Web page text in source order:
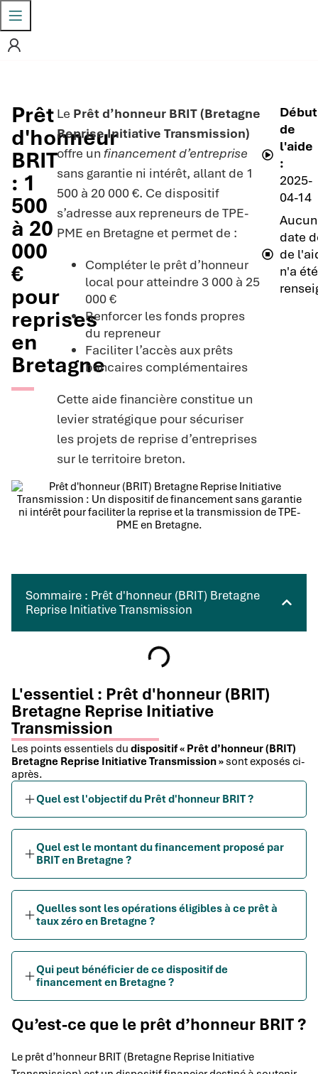
Prêt
d'honneur
BRIT
: 1
500
à 20
000
€
pour
reprises
en
Bretagne
Le Prêt d’honneur BRIT (Bretagne
Reprise Initiative Transmission)
offre unfinancement d’entreprise
sans garantie ni intérêt, allant de 1
500 à 20 000 €. Ce dispositif
s’adresse aux repreneurs de TPE-
PME en Bretagne et permet de :
Compléter le prêt d’honneur
local pour atteindre 3 000 à 25
000 €
Renforcer les fonds propres
du repreneur
Faciliter l’accès aux prêts
bancaires complémentaires
Cette aide financière constitue un
levier stratégique pour sécuriser
les projets de reprise d’entreprises
sur le territoire breton.
Début
de
l'aide
:
2025-
04-14
date
de
n'a été
Sommaire : Prêt d'honneur (BRIT) Bretagne
Reprise Initiative Transmission
L'essentiel : Prêt d'honneur (BRIT)
Bretagne Reprise Initiative
Transmission
Les points essentiels du dispositif « Prêt d’honneur (BRIT)
Bretagne Reprise Initiative Transmission » sont exposés ci-
après.
Quel est l'objectif du Prêt d'honneur BRIT ?
Quel est le montant du financement proposé par
BRIT en Bretagne ?
Quelles sont les opérations éligibles à ce prêt à
taux zéro en Bretagne ?
Qui peut bénéficier de ce dispositif de
financement en Bretagne ?
Qu’est-ce que le prêt d’honneur BRIT ?
Le prêt d’honneur BRIT (Bretagne Reprise Initiative